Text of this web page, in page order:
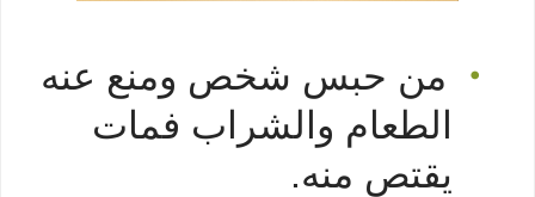
•
من حبس شخص ومنع عنه
الطعام والشراب فمات
يقتص منه.